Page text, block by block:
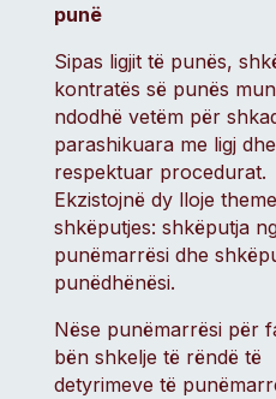
punë
Sipas ligjit të punës,
kontratës së punës
ndodhë vetëm për
parashikuara me ligj
respektuar procedurat.
Ekzistojnë dy lloje
shkëputjes: shkëputja
punëmarrësi dhe
punëdhënësi.
Nëse punëmarrësi për
bën shkelje të rëndë të
detyrimeve të